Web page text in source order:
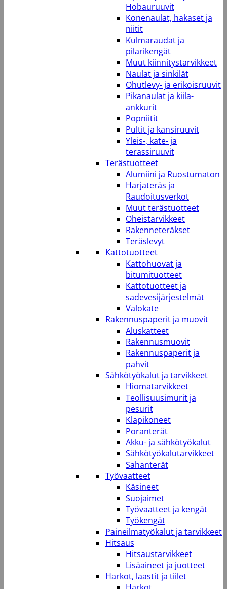
Hobauruuvit
Konenaulat, hakaset ja
niitit
Kulmaraudat ja
pilarikengät
Muut kiinnitystarvikkeet
Naulat ja sinkilät
Ohutlevy- ja erikoisruuvit
Pikanaulat ja kiila-
ankkurit
Popniitit
Pultit ja kansiruuvit
Yleis-, kate- ja
terassiruuvit
Terästuotteet
Alumiini ja Ruostumaton
Harjateräs ja
Raudoitusverkot
Muut terästuotteet
Oheistarvikkeet
Rakenneteräkset
Teräslevyt
Kattotuotteet
Kattohuovat ja
bitumituotteet
Kattotuotteet ja
sadevesijärjestelmät
Valokate
Rakennuspaperit ja muovit
Aluskatteet
Rakennusmuovit
Rakennuspaperit ja
pahvit
Sähkötyökalut ja tarvikkeet
Hiomatarvikkeet
Teollisuusimurit ja
pesurit
Klapikoneet
Poranterät
Akku- ja sähkötyökalut
Sähkötyökalutarvikkeet
Sahanterät
Työvaatteet
Käsineet
Suojaimet
Työvaatteet ja kengät
Työkengät
Paineilmatyökalut ja tarvikkeet
Hitsaus
Hitsaustarvikkeet
Lisäaineet ja juotteet
Harkot, laastit ja tiilet